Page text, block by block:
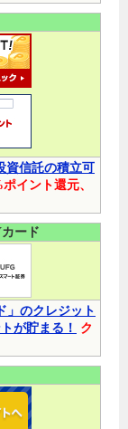
資信託の積立可
イント還元、
ード
」のクレジット
が貯まる！
ク